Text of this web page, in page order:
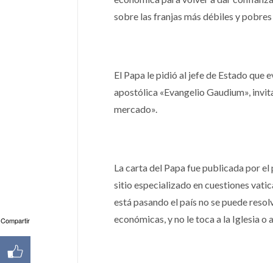
sobre las franjas más débiles y
El Papa le pidió al jefe de Estado que
apostólica «Evangelio Gaudium»,
mercado».
La carta del Papa fue publicada por
sitio especializado en cuestiones
está pasando el país no se puede
económicas, y no le toca a la Iglesia
Compartir